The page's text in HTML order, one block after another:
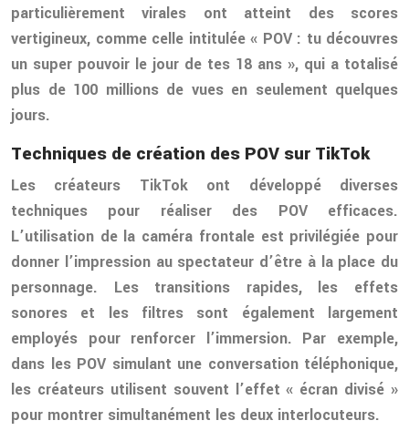
particulièrement virales ont atteint des scores
vertigineux, comme celle intitulée « POV : tu découvres
un super pouvoir le jour de tes 18 ans », qui a totalisé
plus de 100 millions de vues en seulement quelques
jours.
Techniques de création des POV sur TikTok
Les créateurs TikTok ont développé diverses
techniques pour réaliser des POV efficaces.
L’utilisation de la caméra frontale est privilégiée pour
donner l’impression au spectateur d’être à la place du
personnage. Les transitions rapides, les effets
sonores et les filtres sont également largement
employés pour renforcer l’immersion. Par exemple,
dans les POV simulant une conversation téléphonique,
les créateurs utilisent souvent l’effet « écran divisé »
pour montrer simultanément les deux interlocuteurs.